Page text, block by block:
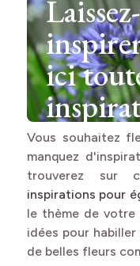
ici
Vous souhaitez
manquez
trouverez sur
inspirations pour
le thème de
idées pour
de belles fleurs